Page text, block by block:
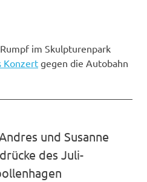
im Skulpturenpark
Konzert gegen die Autobahn
und Susanne
des Juli-